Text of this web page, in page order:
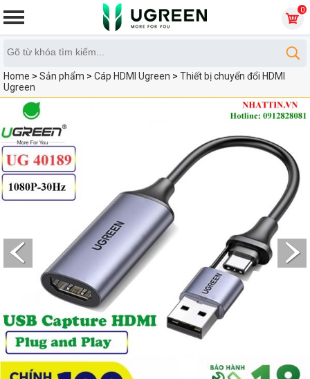
0
Home > Sản phẩm > Cáp HDMI Ugreen > Thiết bị chuyển đổi HDMI
Ugreen